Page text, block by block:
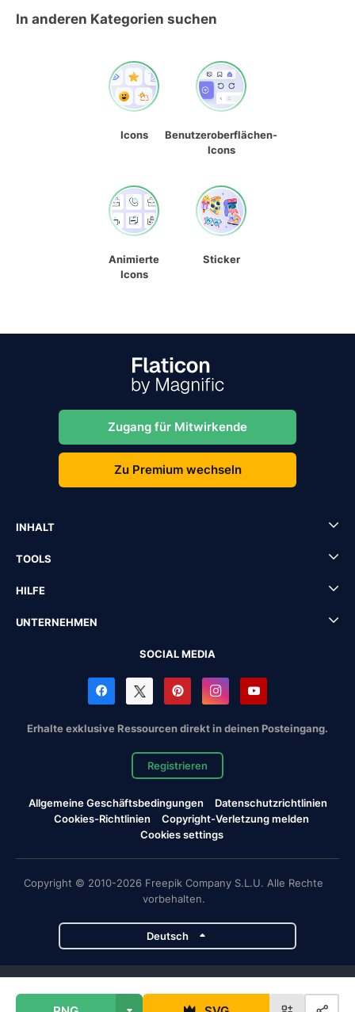
In anderen Kategorien suchen
Icons
Benutzeroberflächen-
Icons
Animierte
Icons
Sticker
Zugang für Mitwirkende
Zu Premium wechseln
INHALT
TOOLS
HILFE
UNTERNEHMEN
SOCIAL MEDIA
Erhalte exklusive Ressourcen direkt in deinen Posteingang.
Registrieren
Allgemeine Geschäftsbedingungen
Datenschutzrichtlinien
Cookies-Richtlinien
Copyright-Verletzung melden
Cookies settings
Copyright © 2010-2026 Freepik Company S.L.U. Alle Rechte
vorbehalten.
Deutsch